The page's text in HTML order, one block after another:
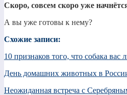
Скоро, совсем скоро уже
А вы уже готовы к нему?
Схожие записи:
10 признаков того, что собака вас
День домашних животных в
Неожиданная встреча с